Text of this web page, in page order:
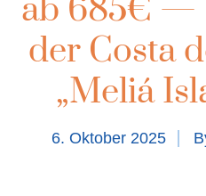
ab 685€ —
der Costa
„Meliá
6. Oktober 2025